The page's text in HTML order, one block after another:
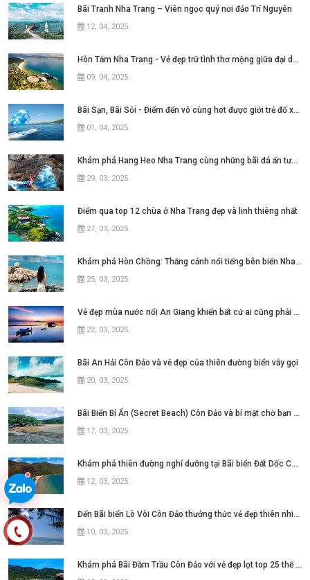
Bãi Tranh Nha Trang – Viên ngọc quý nơi đảo Trí Nguyên
12, 04, 2025.
Hòn Tằm Nha Trang - Vẻ đẹp trữ tình thơ mộng giữa đại dương xanh ngát
09, 04, 2025.
Bãi Sạn, Bãi Sỏi - Điểm đến vô cùng hot được giới trẻ đổ xô tìm kiếm tại thành
01, 04, 2025.
Khám phá Hang Heo Nha Trang cùng những bãi đá ấn tượng
29, 03, 2025.
Điểm qua top 12 chùa ở Nha Trang đẹp và linh thiêng nhất
27, 03, 2025.
Khám phá Hòn Chồng: Thắng cảnh nổi tiếng bên biển Nha Trang
25, 03, 2025.
Vẻ đẹp mùa nước nổi An Giang khiến bất cứ ai cũng phải say lòng
22, 03, 2025.
Bãi An Hải Côn Đảo và vẻ đẹp của thiên đường biển vẫy gọi
20, 03, 2025.
Bãi Biển Bí Ẩn (Secret Beach) Côn Đảo và bí mật chờ bạn khám phá
17, 03, 2025.
Khám phá thiên đường nghỉ dưỡng tại Bãi biển Đất Dốc Côn Đảo
12, 03, 2025.
Đến Bãi biển Lò Vôi Côn Đảo thưởng thức vẻ đẹp thiên nhiên hùng vĩ
10, 03, 2025.
Khám phá Bãi Đầm Trầu Côn Đảo với vẻ đẹp lọt top 25 thế giới